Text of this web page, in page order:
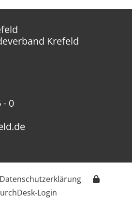
Krefeld
- 0
Datenschutzerklärung
Login